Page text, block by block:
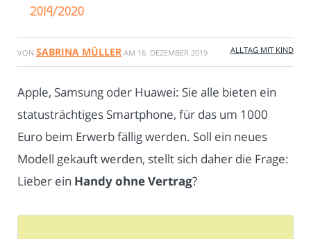
2019/2020
VON SABRINA MÜLLER AM 16. DEZEMBER 2019 ALLTAG MIT KIND
Apple, Samsung oder Huawei: Sie alle bieten ein
statusträchtiges Smartphone, für das um 1000
Euro beim Erwerb fällig werden. Soll ein neues
Modell gekauft werden, stellt sich daher die Frage:
Lieber ein Handy ohne Vertrag?